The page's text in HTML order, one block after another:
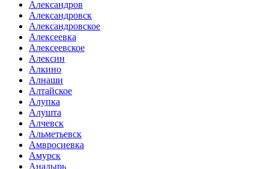
Александров
Александровск
Александровское
Алексеевка
Алексеевское
Алексин
Алкино
Алнаши
Алтайское
Алупка
Алушта
Алчевск
Альметьевск
Амвросиевка
Амурск
Анадырь